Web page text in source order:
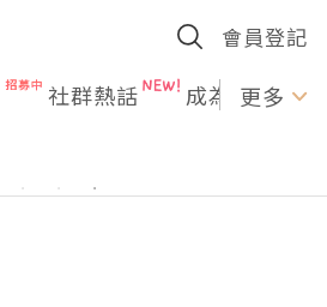
會員登記
社群熱話 成為U更多